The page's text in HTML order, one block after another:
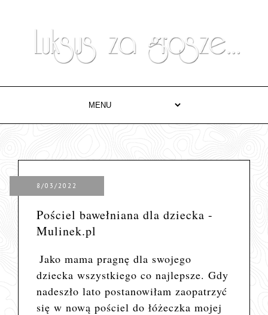
8/03/2022
Pościel bawełniana dla dziecka -
Mulinek.pl
Jako mama pragnę dla swojego
dziecka wszystkiego co najlepsze. Gdy
nadeszło lato postanowiłam zaopatrzyć
się w nową pościel do łóżeczka mojej